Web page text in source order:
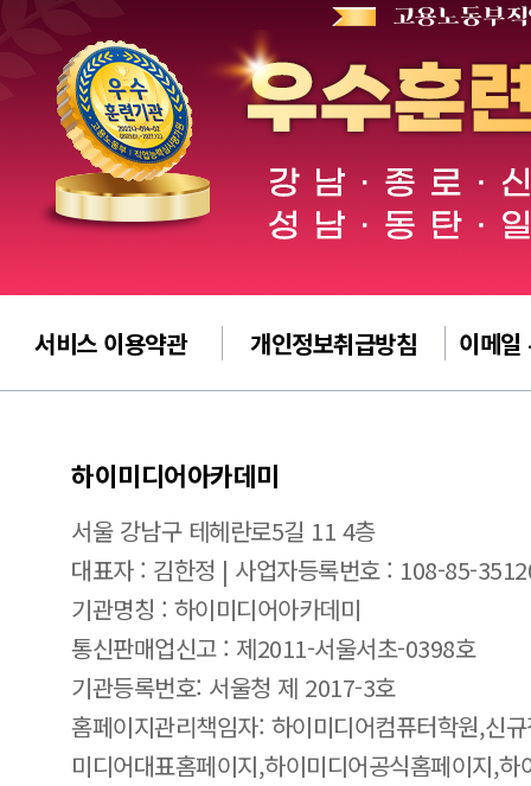
서비스 이용약관 개인정보취급방침 이메일
하이미디어아카데미
서울 강남구 테헤란로5길 11 4층
대표자 : 김한정 | 사업자등록번호 : 108-85-
기관명칭 : 하이미디어아카데미
통신판매업신고 : 제2011-서울서초-0398호
기관등록번호: 서울청 제 2017-3호
홈페이지관리책임자: 하이미디어컴퓨터학원,신
미디어대표홈페이지,하이미디어공식홈페이지,